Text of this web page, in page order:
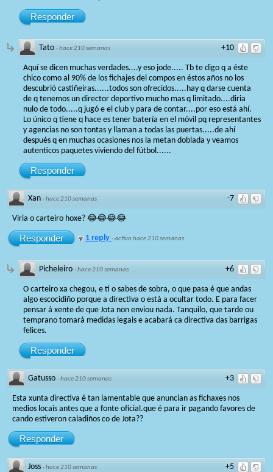
Responder
+10
Tato ·hace 210 semanas
Aquí se dicen muchas verdades....y eso jode..... Tb te digo q a éste
chico como al 90% de los fichajes del compos en éstos años no los
descubrió castiñeiras......todos son ofrecidos.....hay q darse cuenta
de q tenemos un director deportivo mucho mas q limitado....diria
nulo de todo.....q jugó e el club y para de contar....por eso está ahí.
Lo único q tiene q hace es tener batería en el móvil pq representantes
y agencias no son tontas y llaman a todas las puertas.....de ahí
después q en muchas ocasiones nos la metan doblada y veamos
autenticos paquetes viviendo del fútbol......
Responder
-7
Xan ·hace 210 semanas
Viria o carteiro hoxe? 😂😂😂😂
Responder 1 reply ·activo hace 210 semanas
+6
Picheleiro ·hace 210 semanas
O carteiro xa chegou, e ti o sabes de sobra, o que pasa é que andas
algo escocidiño porque a directiva o está a ocultar todo. E para facer
pensar á xente de que Jota non enviou nada. Tanquilo, que tarde ou
temprano tomará medidas legais e acabará ca directiva das barrigas
felices.
Responder
+3
Gatusso ·hace 210 semanas
Esta xunta directiva é tan lamentable que anuncian as fichaxes nos
medios locais antes que a fonte oficial.que é para ir pagando favores de
cando estiveron caladiños co de Jota??
Responder
+5
Joss ·hace 210 semanas